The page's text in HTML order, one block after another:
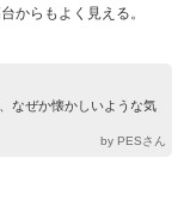
からもよく見える。
なぜか懐かしいような気
by PESさん